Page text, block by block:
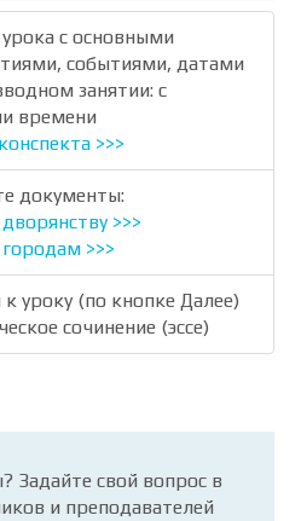
с основными
событиями, датами
занятии: с
времени
>>>
документы:
>>>
>>>
уроку (по кнопке Далее)
сочинение (эссе)
Задайте свой вопрос в
и преподавателей